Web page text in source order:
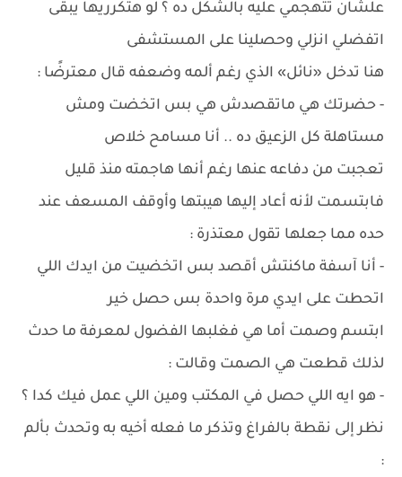
علشان تتهجمي عليه بالشكل ده ؟ لو هتكرريها يبقى
اتفضلي انزلي وحصلينا على المستشفى
هنا تدخل «نائل» الذي رغم ألمه وضعفه قال معترضًا :
- حضرتك هي ماتقصدش هي بس اتخضت ومش
مستاهلة كل الزعيق ده .. أنا مسامح خلاص
تعجبت من دفاعه عنها رغم أنها هاجمته منذ قليل
فابتسمت لأنه أعاد إليها هيبتها وأوقف المسعف عند
حده مما جعلها تقول معتذرة :
- أنا آسفة ماكنتش أقصد بس اتخضيت من ايدك اللي
اتحطت على ايدي مرة واحدة بس حصل خير
ابتسم وصمت أما هي فغلبها الفضول لمعرفة ما حدث
لذلك قطعت هي الصمت وقالت :
- هو ايه اللي حصل في المكتب ومين اللي عمل فيك كدا ؟
نظر إلى نقطة بالفراغ وتذكر ما فعله أخيه به وتحدث بألم
: